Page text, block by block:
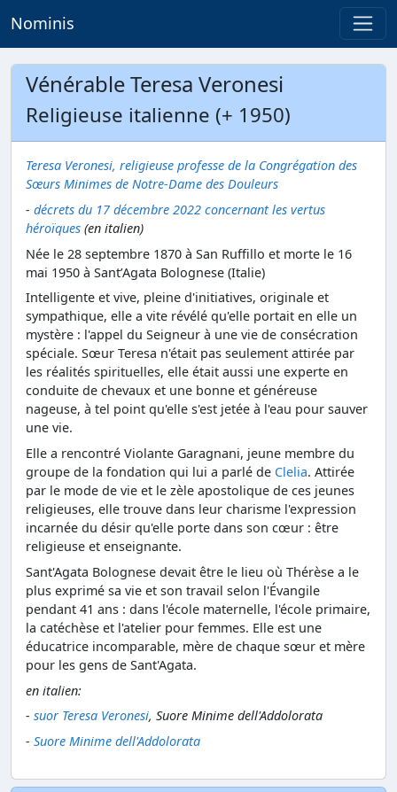
Nominis
Vénérable Teresa Veronesi
Religieuse italienne (+ 1950)
Teresa Veronesi, religieuse professe de la Congrégation des
Sœurs Minimes de Notre-Dame des Douleurs
- décrets du 17 décembre 2022 concernant les vertus
héroïques (en italien)
Née le 28 septembre 1870 à San Ruffillo et morte le 16
mai 1950 à Sant’Agata Bolognese (Italie)
Intelligente et vive, pleine d'initiatives, originale et
sympathique, elle a vite révélé qu'elle portait en elle un
mystère : l'appel du Seigneur à une vie de consécration
spéciale. Sœur Teresa n'était pas seulement attirée par
les réalités spirituelles, elle était aussi une experte en
conduite de chevaux et une bonne et généreuse
nageuse, à tel point qu'elle s'est jetée à l'eau pour sauver
une vie.
Elle a rencontré Violante Garagnani, jeune membre du
groupe de la fondation qui lui a parlé de Clelia. Attirée
par le mode de vie et le zèle apostolique de ces jeunes
religieuses, elle trouve dans leur charisme l'expression
incarnée du désir qu'elle porte dans son cœur : être
religieuse et enseignante.
Sant'Agata Bolognese devait être le lieu où Thérèse a le
plus exprimé sa vie et son travail selon l'Évangile
pendant 41 ans : dans l'école maternelle, l'école primaire,
la catéchèse et l'atelier pour femmes. Elle est une
éducatrice incomparable, mère de chaque sœur et mère
pour les gens de Sant'Agata.
en italien:
- suor Teresa Veronesi, Suore Minime dell'Addolorata
- Suore Minime dell'Addolorata